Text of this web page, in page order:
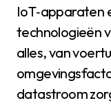
IoT‑apparaten
technologieën
alles, van
datastroom